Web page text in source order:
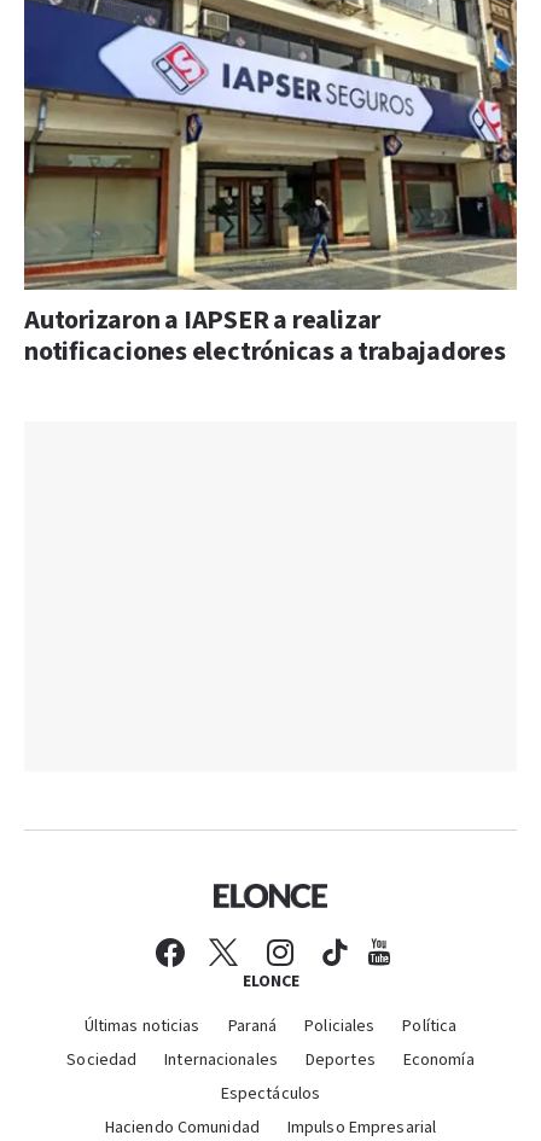
Autorizaron a IAPSER a realizar
notificaciones electrónicas a trabajadores
ELONCE
Últimas noticias Paraná Policiales
Política
Sociedad
Internacionales Deportes
Economía
Espectáculos
Haciendo Comunidad
Impulso Empresarial